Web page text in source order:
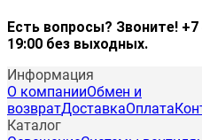
Есть вопросы? Звоните! +7
19:00 без выходных.
Информация
О компанииОбмен и
возвратДоставкаОплата
Каталог